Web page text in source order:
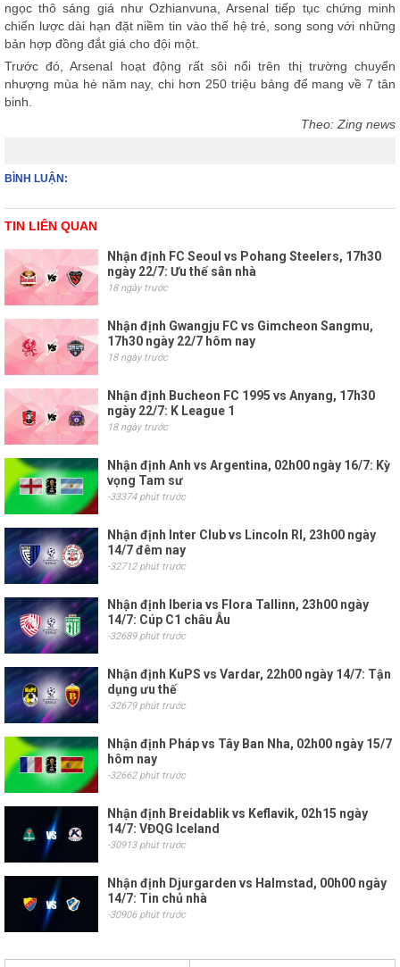
ngọc thô sáng giá như Ozhianvuna, Arsenal tiếp tục chứng minh
chiến lược dài hạn đặt niềm tin vào thế hệ trẻ, song song với những
bản hợp đồng đắt giá cho đội một.
Trước đó, Arsenal hoạt động rất sôi nổi trên thị trường chuyển
nhượng mùa hè năm nay, chi hơn 250 triệu bảng để mang về 7 tân
binh.
Theo: Zing news
BÌNH LUẬN:
TIN LIÊN QUAN
Nhận định FC Seoul vs Pohang Steelers, 17h30
ngày 22/7: Ưu thế sân nhà
18 ngày trước
Nhận định Gwangju FC vs Gimcheon Sangmu,
17h30 ngày 22/7 hôm nay
18 ngày trước
Nhận định Bucheon FC 1995 vs Anyang, 17h30
ngày 22/7: K League 1
18 ngày trước
Nhận định Anh vs Argentina, 02h00 ngày 16/7: Kỳ
vọng Tam sư
-33374 phút trước
Nhận định Inter Club vs Lincoln RI, 23h00 ngày
14/7 đêm nay
-32712 phút trước
Nhận định Iberia vs Flora Tallinn, 23h00 ngày
14/7: Cúp C1 châu Âu
-32689 phút trước
Nhận định KuPS vs Vardar, 22h00 ngày 14/7: Tận
dụng ưu thế
-32679 phút trước
Nhận định Pháp vs Tây Ban Nha, 02h00 ngày 15/7
hôm nay
-32662 phút trước
Nhận định Breidablik vs Keflavik, 02h15 ngày
14/7: VĐQG Iceland
-30913 phút trước
Nhận định Djurgarden vs Halmstad, 00h00 ngày
14/7: Tin chủ nhà
-30906 phút trước